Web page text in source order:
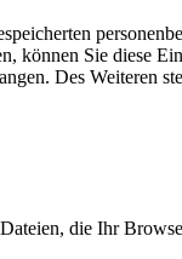
können Sie diese
Des Weiteren
die Ihr